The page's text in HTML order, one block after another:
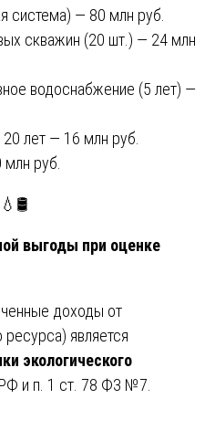
система) — 80 млн руб.
скважин (20 шт.) — 24 млн
водоснабжение (5 лет) —
лет — 16 млн руб.
руб.
💧🛢️
выгоды при оценке
доходы от
ресурса) является
экологического
и п. 1 ст. 78 ФЗ №7.